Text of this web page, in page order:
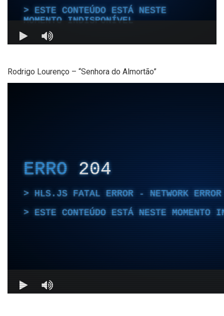
Rodrigo Lourenço – “Senhora do Almortão”